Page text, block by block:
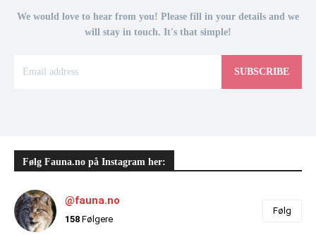
We would love to hear from you! Please fill in your details and we
will stay in touch. It's that simple!
SUBSCRIBE
Følg Fauna.no på Instagram her:
@fauna.no
158 Følgere
Følg